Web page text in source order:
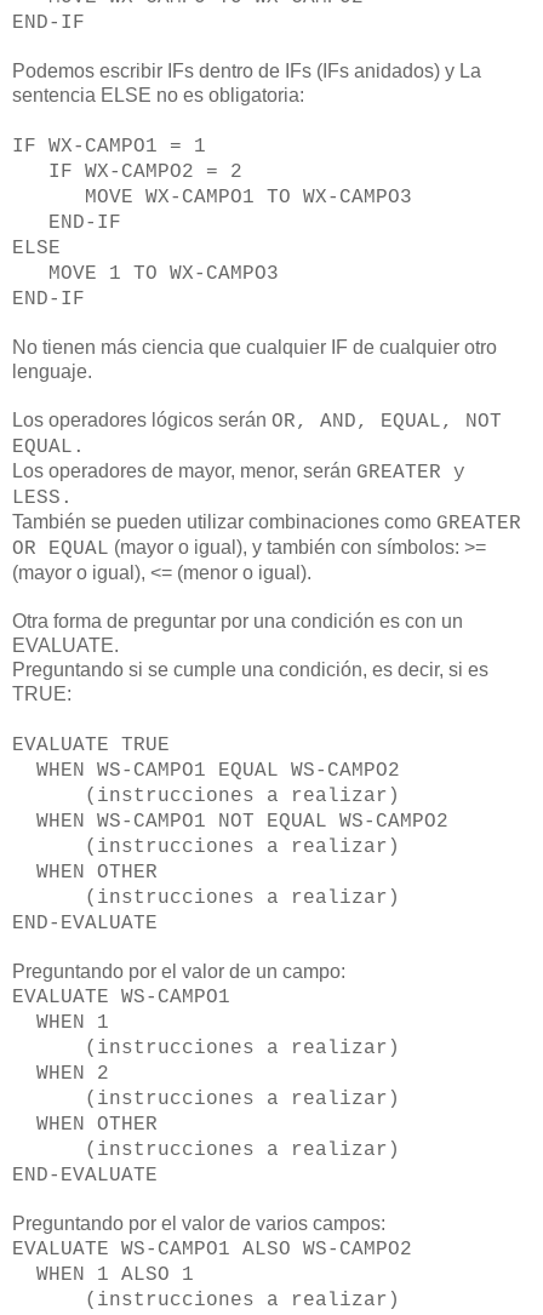
END-IF
Podemos escribir IFs dentro de IFs (IFs anidados) y La
sentencia ELSE no es obligatoria:
IF WX-CAMPO1 = 1
IF WX-CAMPO2 = 2
MOVE WX-CAMPO1 TO WX-CAMPO3
END-IF
ELSE
MOVE 1 TO WX-CAMPO3
END-IF
No tienen más ciencia que cualquier IF de cualquier otro
lenguaje.
Los operadores lógicos serán OR, AND, EQUAL, NOT
EQUAL.
Los operadores de mayor, menor, serán GREATER y
LESS.
También se pueden utilizar combinaciones como GREATER
OR EQUAL (mayor o igual), y también con símbolos: >=
(mayor o igual), <= (menor o igual).
Otra forma de preguntar por una condición es con un
EVALUATE.
Preguntando si se cumple una condición, es decir, si es
TRUE:
EVALUATE TRUE
WHEN WS-CAMPO1 EQUAL WS-CAMPO2
(instrucciones a realizar)
WHEN WS-CAMPO1 NOT EQUAL WS-CAMPO2
(instrucciones a realizar)
WHEN OTHER
(instrucciones a realizar)
END-EVALUATE
Preguntando por el valor de un campo:
EVALUATE WS-CAMPO1
WHEN 1
(instrucciones a realizar)
WHEN 2
(instrucciones a realizar)
WHEN OTHER
(instrucciones a realizar)
END-EVALUATE
Preguntando por el valor de varios campos:
EVALUATE WS-CAMPO1 ALSO WS-CAMPO2
WHEN 1 ALSO 1
(instrucciones a realizar)